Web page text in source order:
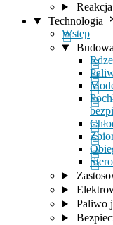
Technologia
Wstęp
Paliwo